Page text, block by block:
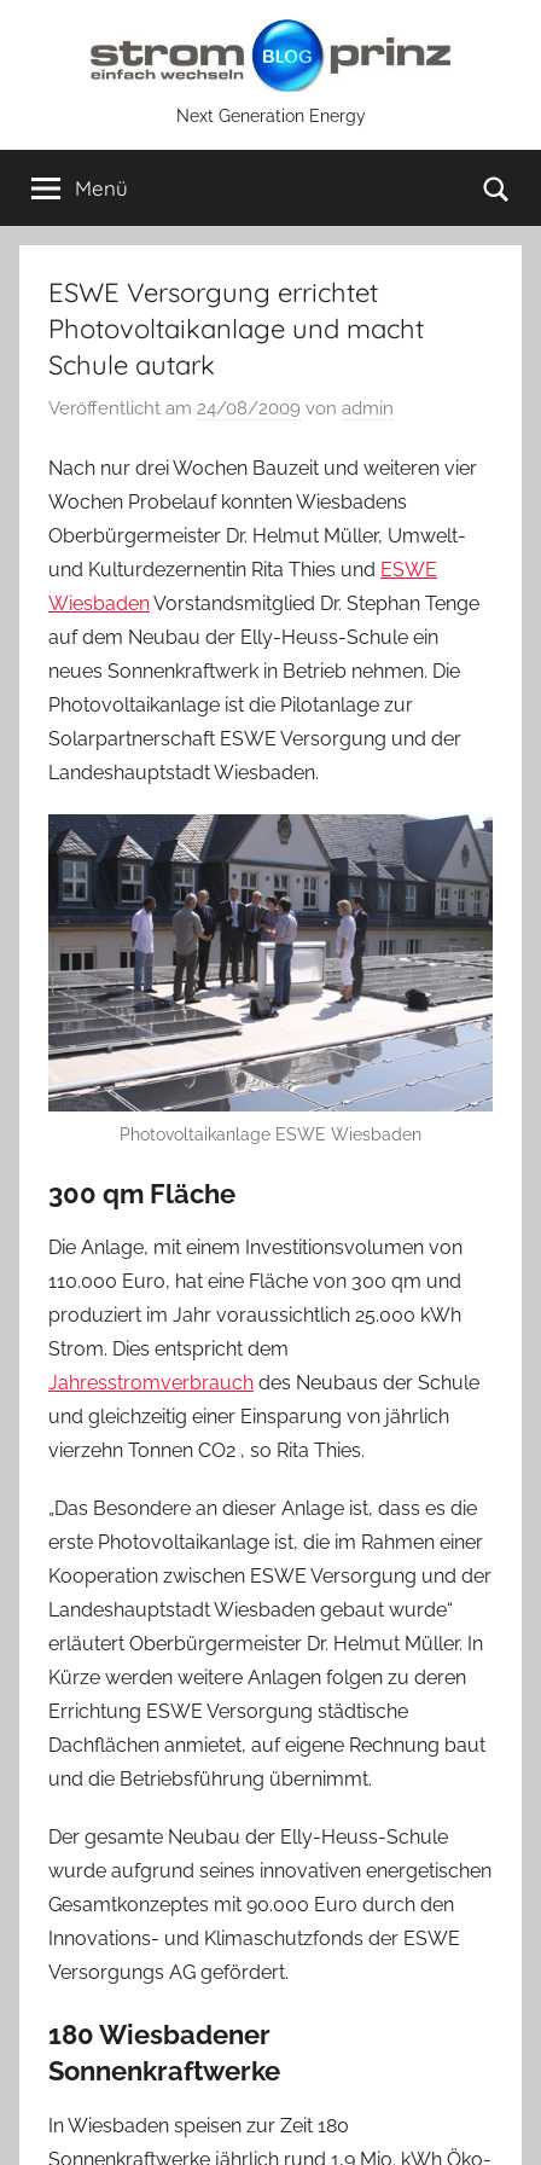
Next Generation Energy
Menü
ESWE Versorgung errichtet
Photovoltaikanlage und macht
Schule autark
Veröffentlicht am 24/08/2009 von admin
Nach nur drei Wochen Bauzeit und weiteren vier
Wochen Probelauf konnten Wiesbadens
Oberbürgermeister Dr. Helmut Müller, Umwelt-
und Kulturdezernentin Rita Thies und ESWE
WiesbadenVorstandsmitglied Dr. Stephan Tenge
auf dem Neubau der Elly-Heuss-Schule ein
neues Sonnenkraftwerk in Betrieb nehmen. Die
Photovoltaikanlage ist die Pilotanlage zur
Solarpartnerschaft ESWE Versorgung und der
Landeshauptstadt Wiesbaden.
Photovoltaikanlage ESWE Wiesbaden
300 qm Fläche
Die Anlage, mit einem Investitionsvolumen von
110.000 Euro, hat eine Fläche von 300 qm und
produziert im Jahr voraussichtlich 25.000 kWh
Strom. Dies entspricht dem
Jahresstromverbrauch des Neubaus der Schule
und gleichzeitig einer Einsparung von jährlich
vierzehn Tonnen CO2 , so Rita Thies.
„Das Besondere an dieser Anlage ist, dass es die
erste Photovoltaikanlage ist, die im Rahmen einer
Kooperation zwischen ESWE Versorgung und der
Landeshauptstadt Wiesbaden gebaut wurde“
erläutert Oberbürgermeister Dr. Helmut Müller. In
Kürze werden weitere Anlagen folgen zu deren
Errichtung ESWE Versorgung städtische
Dachflächen anmietet, auf eigene Rechnung baut
und die Betriebsführung übernimmt.
Der gesamte Neubau der Elly-Heuss-Schule
wurde aufgrund seines innovativen energetischen
Gesamtkonzeptes mit 90.000 Euro durch den
Innovations- und Klimaschutzfonds der ESWE
Versorgungs AG gefördert.
180 Wiesbadener
Sonnenkraftwerke
In Wiesbaden speisen zur Zeit 180
Sonnenkraftwerke jährlich rund 1,9 Mio. kWh Öko-